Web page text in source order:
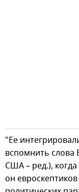
"Ее
вспомнить слова
США – ред.),
он